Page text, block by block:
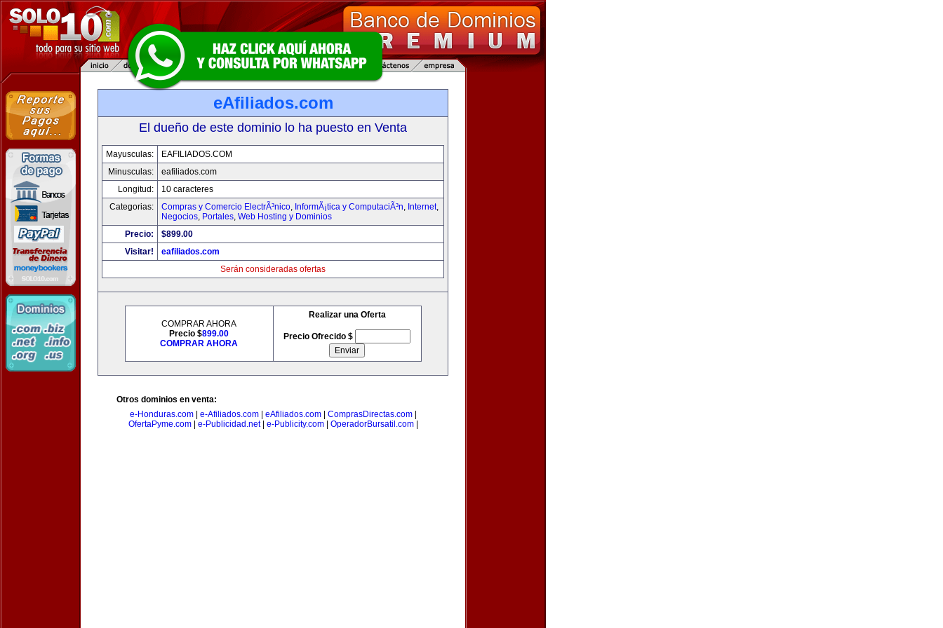
eAfiliados.com
El dueño de este dominio lo ha puesto en Venta
Mayusculas:
EAFILIADOS.COM
Minusculas:
eafiliados.com
Longitud:
10 caracteres
Categorias:
Compras y Comercio ElectrÃ³nico, InformÃ¡tica y ComputaciÃ³n, Internet,
Negocios, Portales, Web Hosting y Dominios
Precio:
$899.00
Visitar!
eafiliados.com
Serán consideradas ofertas
COMPRAR AHORA
Precio $899.00
COMPRAR AHORA
Realizar una Oferta
Precio Ofrecido $
Otros dominios en venta:
e-Honduras.com| e-Afiliados.com| eAfiliados.com| ComprasDirectas.com|
OfertaPyme.com| e-Publicidad.net| e-Publicity.com| OperadorBursatil.com|